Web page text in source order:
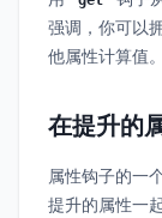
强调，你可以
他属性计算值。
在提升的
属性钩子的一
提升的属性一